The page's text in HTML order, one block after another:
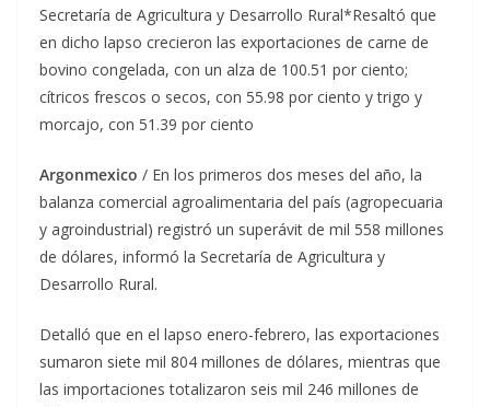
Secretaría de Agricultura y Desarrollo Rural*Resaltó que
en dicho lapso crecieron las exportaciones de carne de
bovino congelada, con un alza de 100.51 por ciento;
cítricos frescos o secos, con 55.98 por ciento y trigo y
morcajo, con 51.39 por ciento
Argonmexico / En los primeros dos meses del año, la
balanza comercial agroalimentaria del país (agropecuaria
y agroindustrial) registró un superávit de mil 558 millones
de dólares, informó la Secretaría de Agricultura y
Desarrollo Rural.
Detalló que en el lapso enero-febrero, las exportaciones
sumaron siete mil 804 millones de dólares, mientras que
las importaciones totalizaron seis mil 246 millones de